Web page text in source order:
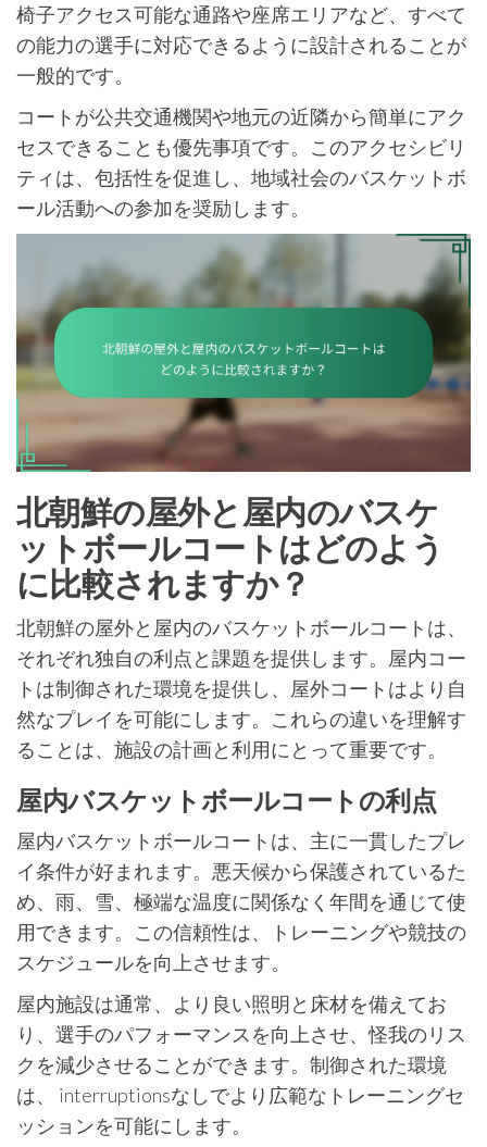
椅子アクセス可能な通路や座席エリアなど、すべて
の能力の選手に対応できるように設計されることが
一般的です。
コートが公共交通機関や地元の近隣から簡単にアク
セスできることも優先事項です。このアクセシビリ
ティは、包括性を促進し、地域社会のバスケットボ
ール活動への参加を奨励します。
北朝鮮の屋外と屋内のバスケ
ットボールコートはどのよう
に比較されますか？
北朝鮮の屋外と屋内のバスケットボールコートは、
それぞれ独自の利点と課題を提供します。屋内コー
トは制御された環境を提供し、屋外コートはより自
然なプレイを可能にします。これらの違いを理解す
ることは、施設の計画と利用にとって重要です。
屋内バスケットボールコートの利点
屋内バスケットボールコートは、主に一貫したプレ
イ条件が好まれます。悪天候から保護されているた
め、雨、雪、極端な温度に関係なく年間を通じて使
用できます。この信頼性は、トレーニングや競技の
スケジュールを向上させます。
屋内施設は通常、より良い照明と床材を備えてお
り、選手のパフォーマンスを向上させ、怪我のリス
クを減少させることができます。制御された環境
は、 interruptionsなしでより広範なトレーニングセ
ッションを可能にします。